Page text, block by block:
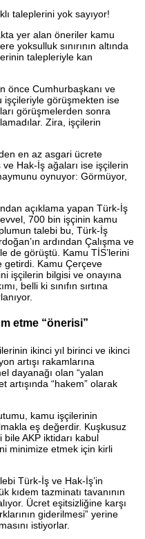
taleplerini yok sayıyor!
yer alan öneriler kamu
yoksulluk sınırının altında
talepleriyle kan
önce Cumhurbaşkanı ve
işçileriyle görüşmekten ise
görüşmelerden sonra
Zira, işçilerin
en az asgari ücrete
Hak-İş ağaları ise işçilerin
oynuyor: Görmüyor,
açıklama yapan Türk-İş
700 bin işçinin kamu
talebi bu, Türk-İş
ardından Çalışma ve
de görüştü. Kamu TİS’lerini
getirdi. Kamu Çerçeve
işçilerin bilgisi ve onayına
belli ki sınıfın sırtına
etme “önerisi”
ikinci yıl birinci ve ikinci
artışı rakamlarına
dayanağı olan “yalan
artışında “hakem” olarak
kamu işçilerinin
eş değerdir. Kuşkusuz
bile AKP iktidarı kabul
minimize etmek için kirli
Türk-İş ve Hak-İş’in
kıdem tazminatı tavanının
Ücret eşitsizliğine karşı
giderilmesi” yerine
istiyorlar.